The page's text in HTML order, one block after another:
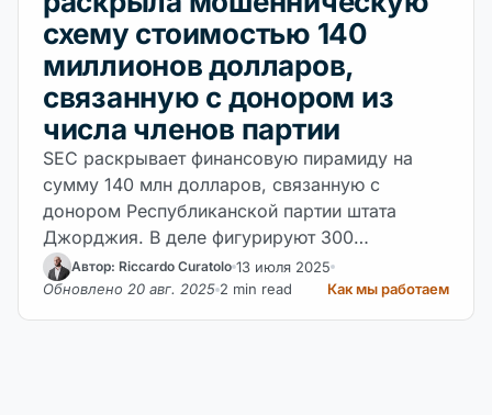
схему стоимостью 140
миллионов долларов,
связанную с донором из
числа членов партии
SEC раскрывает финансовую пирамиду на
сумму 140 млн долларов, связанную с
донором Республиканской партии штата
Джорджия. В деле фигурируют 300
инвесторов, требуется срочное
замораживание средств.
Автор: Riccardo Curatolo 13 июля 2025
Обновлено 20 авг. 2025 2 min read Как мы работаем